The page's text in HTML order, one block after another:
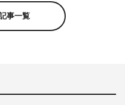
・ハイ」（2022年3月12
作された東京スカパラダ
事一覧